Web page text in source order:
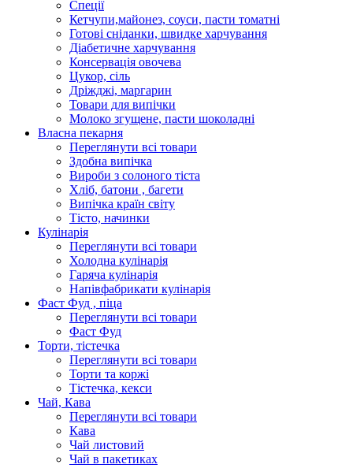
Спеції
Кетчупи,майонез, соуси, пасти томатні
Готові сніданки, швидке харчування
Діабетичне харчування
Консервація овочева
Цукор, сіль
Дріжджі, маргарин
Товари для випічки
Молоко згущене, пасти шоколадні
Власна пекарня
Переглянути всі товари
Здобна випічка
Вироби з солоного тіста
Хліб, батони , багети
Випічка країн світу
Тісто, начинки
Кулінарія
Переглянути всі товари
Холодна кулінарія
Гаряча кулінарія
Напівфабрикати кулінарія
Фаст Фуд , піца
Переглянути всі товари
Фаст Фуд
Торти, тістечка
Переглянути всі товари
Торти та коржі
Тістечка, кекси
Чай, Кава
Переглянути всі товари
Кава
Чай листовий
Чай в пакетиках